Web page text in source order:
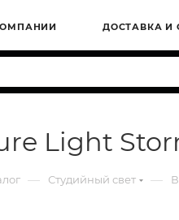
ДОСТАВКА И
Light
— Студийный свет —